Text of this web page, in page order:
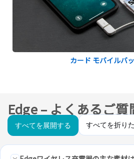
カード モバイルバ
Edge – よくあるご質
すべてを展開する すべてを折り